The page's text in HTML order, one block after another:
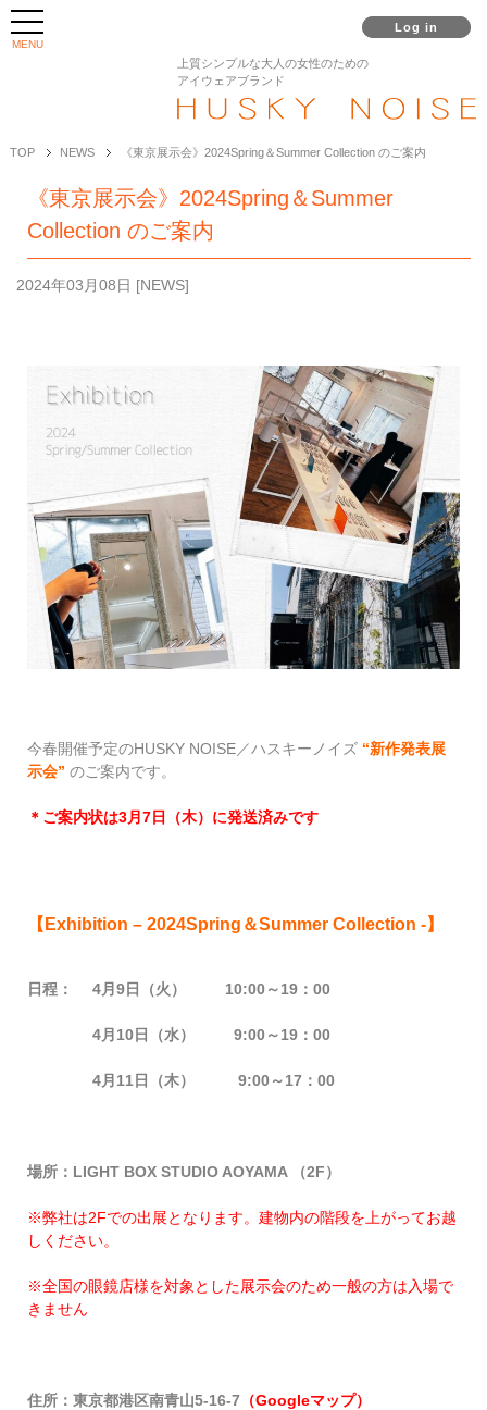
Log in
MENU
上質シンプルな大人の女性のための
アイウェアブランド
TOP NEWS 《東京展示会》2024Spring＆Summer Collection のご案内
《東京展示会》2024Spring＆Summer
Collection のご案内
2024年03月08日 [NEWS]
今春開催予定のHUSKY NOISE／ハスキーノイズ “新作発表展
示会” のご案内です。
＊ご案内状は3月7日（木）に発送済みです
【Exhibition – 2024Spring＆Summer Collection -】
日程： 4月9日（火） 10:00～19：00
4月10日（水） 9:00～19：00
4月11日（木） 9:00～17：00
場所：LIGHT BOX STUDIO AOYAMA （2F）
※弊社は2Fでの出展となります。建物内の階段を上がってお越
しください。
※全国の眼鏡店様を対象とした展示会のため一般の方は入場で
きません
住所：東京都港区南青山5-16-7 （Googleマップ）